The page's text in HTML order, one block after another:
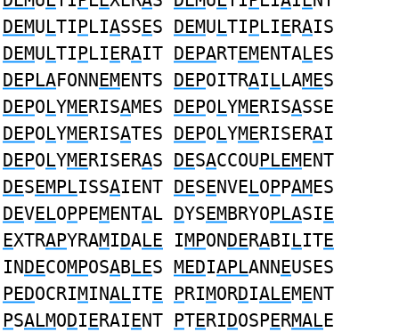
DEMULTIPLIASSES DEMULTIPLIERAIS
DEMULTIPLIERAIT DEPARTEMENTALES
DEPLAFONNEMENTS DEPOITRAILLAMES
DEPOLYMERISAMES DEPOLYMERISASSE
DEPOLYMERISATES DEPOLYMERISERAI
DEPOLYMERISERAS DESACCOUPLEMENT
DESEMPLISSAIENT DESENVELOPPAMES
DEVELOPPEMENTAL DYSEMBRYOPLASIE
EXTRAPYRAMIDALE IMPONDERABILITE
INDECOMPOSABLES MEDIAPLANNEUSES
PEDOCRIMINALITE PRIMORDIALEMENT
PSALMODIERAIENT PTERIDOSPERMALE